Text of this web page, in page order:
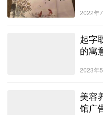
2022年
起字
的寓
2023年
美容
馆广